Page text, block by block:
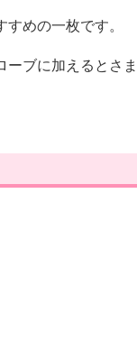
すめの一枚です。
ブに加えるとさ